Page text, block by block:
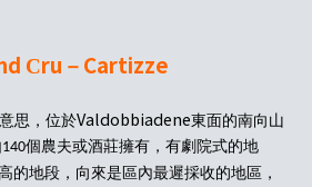
Cru － Cartizze
意思，位於Valdobbiadene東面的南向山
140個農夫或酒莊擁有， 有劇院式的地
的地段，向來是區內最遲採收的地區，